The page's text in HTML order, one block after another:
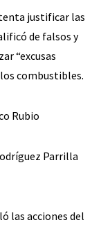
justificar las
de falsos y
“excusas
combustibles.
Rubio
Parrilla
las acciones del